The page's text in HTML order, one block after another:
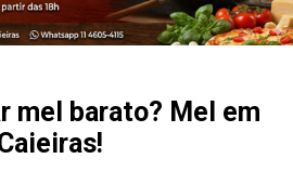
mel barato? Mel em